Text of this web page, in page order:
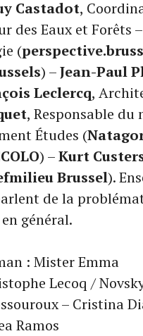
Castadot,
des Eaux et Forêts –
(
) –Jean-Paul
Leclercq,
, Responsable
Études (
) –Kurt
Brussel).
de la
général.
: Mister Emma
Lecoq /
– Cristina
Ramos